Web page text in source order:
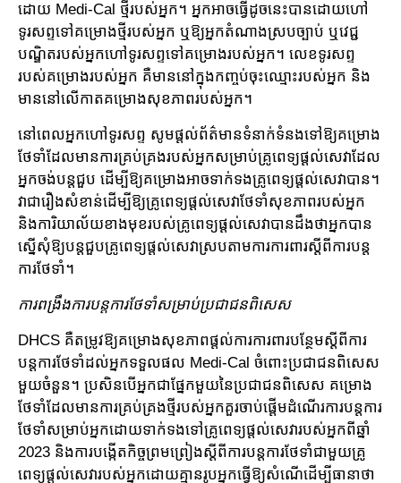
ដោយ Medi-Cal ថ្មីរបស់អ្នក។ អ្នកអាច​ធ្វើដូចនេះ​បានដោយហៅ​
ទូរសព្ទ​ទៅ​គម្រោង​ថ្មី​របស់អ្នក ឬ​ឱ្យ​អ្នកតំណាងស្របច្បាប់​ ឬវេជ្ជ
បណ្ឌិតរបស់អ្នកហៅទូរសព្ទ​ទៅ​គម្រោង​របស់អ្នក។ លេខ​ទូរ​សព្ទ
របស់គម្រោងរបស់អ្នក គឺមាននៅក្នុងកញ្ចប់ចុះឈ្មោះ​របស់អ្នក និង
មាន​នៅលើកាតគម្រោង​សុខភាពរបស់អ្នក។
នៅពេល​អ្នកហៅទូរសព្ទ សូមផ្តល់ព័ត៌មានទំនាក់ទំនងទៅ​​ឱ្យ​គម្រោង​​
ថែ​ទាំ​ដែលមាន​ការគ្រប់គ្រង​របស់​អ្នក​សម្រាប់​​​គ្រូពេទ្យ​ផ្តល់សេវា​ដែល​
អ្នកចង់បន្តជួប ដើម្បីឱ្យ​គម្រោង​អាចទាក់ទងគ្រូពេទ្យ​ផ្តល់​សេវា​បាន​។
វាជា​រឿង​សំខាន់ដើម្បីឱ្យគ្រូពេទ្យ​ផ្តល់សេវាថែទាំសុខភាពរបស់អ្នក
និង​ការិយាល័យខាងមុខ​របស់​គ្រូពេទ្យ​ផ្ដល់​សេវា​​បានដឹងថាអ្នកបាន
ស្នើសុំឱ្យបន្តជួបគ្រូពេទ្យ​ផ្តល់សេវាស្របតាម​ការការពារ​ស្ដីពីការ​បន្ត​
ការ​ថែ​ទាំ​។​
ការពង្រឹងការបន្តការថែទាំសម្រាប់ប្រជាជនពិសេស
DHCS គឺតម្រូវឱ្យគម្រោងសុខភាពផ្តល់ការការពារបន្ថែម​ស្ដីពីការ
បន្តការ​ថែទាំដល់អ្នកទទួលផល Medi-Cal ចំពោះ​ប្រជាជនពិសេស
មួយចំនួន។ ប្រសិនបើអ្នកជាផ្នែកមួយនៃប្រជាជនពិសេស គម្រោង​
ថែទាំ​ដែល​​​មាន​​ការ​គ្រប់​គ្រង​ថ្មីរបស់អ្នកគួរចាប់ផ្តើមដំណើរការបន្តការ​
ថែទាំសម្រាប់អ្នកដោយទាក់ទង​ទៅគ្រូ​ពេទ្យ​​​ផ្តល់​សេវា​របស់អ្នកពីឆ្នាំ​
2023 និងការបង្កើតកិច្ចព្រមព្រៀងស្ដីពីការបន្តការ​ថែទាំជា​មួយ​គ្រូ
ពេទ្យ​ផ្តល់​សេវា​របស់អ្នកដោយគ្មានរូប​អ្នកធ្វើឱ្យសំណើដើម្បី​ធានាថា